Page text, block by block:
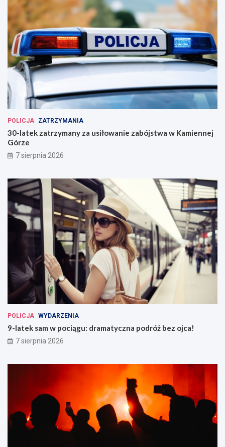
POLICJA ZATRZYMANIA
30-latek zatrzymany za usiłowanie zabójstwa w Kamiennej
Górze
7 sierpnia 2026
POLICJA WYDARZENIA
9-latek sam w pociągu: dramatyczna podróż bez ojca!
7 sierpnia 2026